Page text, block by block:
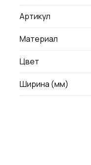
Артикул
Материал
Цвет
Ширина (мм)